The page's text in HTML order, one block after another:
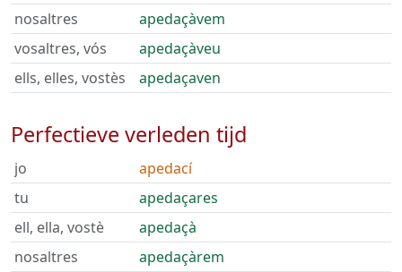
nosaltres
apedaçàvem
vosaltres, vós
apedaçàveu
ells, elles, vostès
apedaçaven
Perfectieve verleden tijd
jo
apedací
tu
apedaçares
ell, ella, vostè
apedaçà
nosaltres
apedaçàrem